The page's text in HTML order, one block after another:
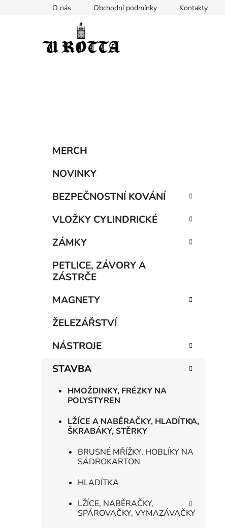
O nás Obchodní podmínky Kontakty
Přeskočit
kategorie
MERCH
NOVINKY
BEZPEČNOSTNÍ KOVÁNÍ
VLOŽKY CYLINDRICKÉ
ZÁMKY
PETLICE, ZÁVORY A
ZÁSTRČE
MAGNETY
ŽELEZÁŘSTVÍ
NÁSTROJE
STAVBA
HMOŽDINKY, FRÉZKY NA
POLYSTYREN
LŽÍCE A NABĚRAČKY, HLADÍTKA,
ŠKRABÁKY, STĚRKY
BRUSNÉ MŘÍŽKY, HOBLÍKY NA
SÁDROKARTON
HLADÍTKA
LŽÍCE, NABĚRAČKY,
SPÁROVAČKY, VYMAZÁVAČKY